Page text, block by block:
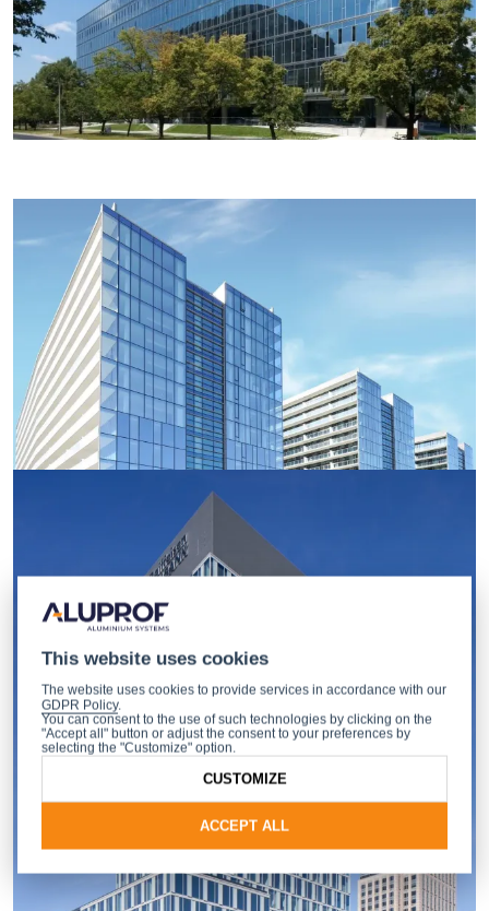
This website uses cookies
The website uses cookies to provide services in accordance with our
GDPR Policy.
You can consent to the use of such technologies by clicking on the
"Accept all" button or adjust the consent to your preferences by
selecting the "Customize" option.
ACCEPT ALL
CUSTOMIZE